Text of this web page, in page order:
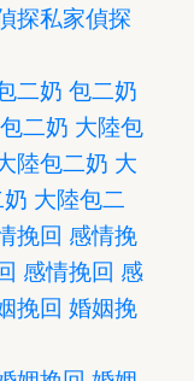
探私家偵探
二奶 包二奶
包二奶 大陸包
陸包二奶 大
大陸包二
挽回 感情挽
感情挽回 感
挽回 婚姻挽